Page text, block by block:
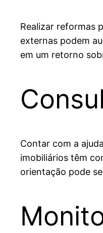
Realizar reformas
externas podem
em um retorno
Contar com a
imobiliários têm
orientação pode